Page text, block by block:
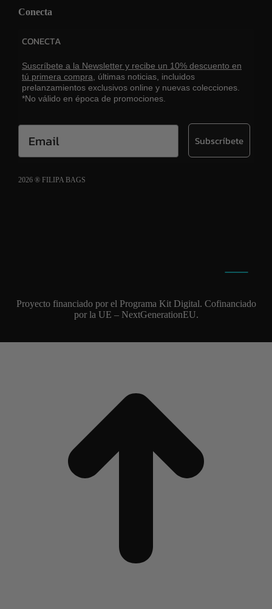
Conecta
CONECTA
Suscríbete a la Newsletter y recibe un 10% descuento en
tú primera compra, últimas noticias, incluidos
prelanzamientos exclusivos online y nuevas colecciones.
*No válido en época de promociones.
Email Subscríbete
2026 ® FILIPA BAGS
Proyecto financiado por el Programa Kit Digital. Cofinanciado
por la UE – NextGenerationEU.